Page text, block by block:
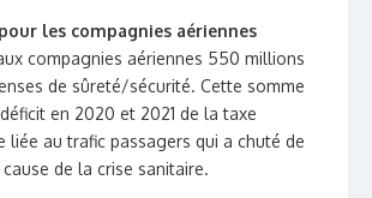
les compagnies aériennes
compagnies aériennes 550 millions
de sûreté/sécurité. Cette somme
en 2020 et 2021 de la taxe
liée au trafic passagers qui a chuté de
de la crise sanitaire.